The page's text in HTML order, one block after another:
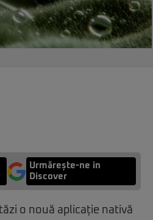
Urmărește-ne in
Discover
o nouă aplicație nativă